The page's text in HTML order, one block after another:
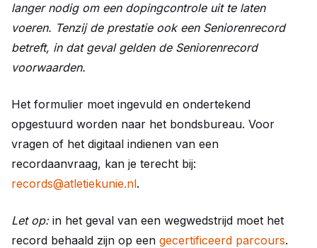
langer nodig om een dopingcontrole uit te laten
voeren. Tenzij de prestatie ook een Seniorenrecord
betreft, in dat geval gelden de Seniorenrecord
voorwaarden.
Het formulier moet ingevuld en ondertekend
opgestuurd worden naar het bondsbureau. Voor
vragen of het digitaal indienen van een
recordaanvraag, kan je terecht bij:
records@atletiekunie.nl.
Let op:in het geval van een wegwedstrijd moet het
record behaald zijn op een gecertificeerd parcours.